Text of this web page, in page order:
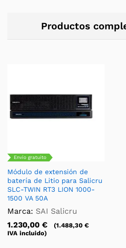
Productos
Envío gratuito
Módulo de extensión de
batería de Litio para Salicru
SLC-TWIN RT3 LION 1000-
1500 VA 50A
Marca: SAI Salicru
1.230,00 € (1.488,30 €
IVA incluido)